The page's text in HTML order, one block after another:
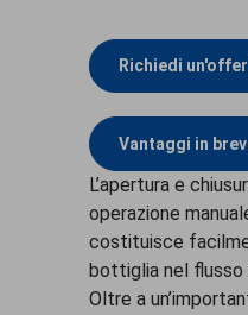
Richiedi
Vantaggi in
L’apertura e
operazione
costituisce
bottiglia nel flusso
Oltre a